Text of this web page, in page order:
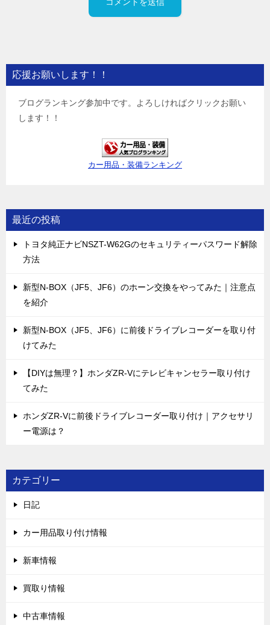
応援お願いします！！
ブログランキング参加中です。よろしければクリックお願い
します！！
カー用品・装備ランキング
最近の投稿
トヨタ純正ナビNSZT-W62Gのセキュリティーパスワード解除
方法
新型N-BOX（JF5、JF6）のホーン交換をやってみた｜注意点
を紹介
新型N-BOX（JF5、JF6）に前後ドライブレコーダーを取り付
けてみた
【DIYは無理？】ホンダZR-Vにテレビキャンセラー取り付け
てみた
ホンダZR-Vに前後ドライブレコーダー取り付け｜アクセサリ
ー電源は？
カテゴリー
日記
カー用品取り付け情報
新車情報
買取り情報
中古車情報